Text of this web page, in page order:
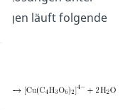
läuft folgende